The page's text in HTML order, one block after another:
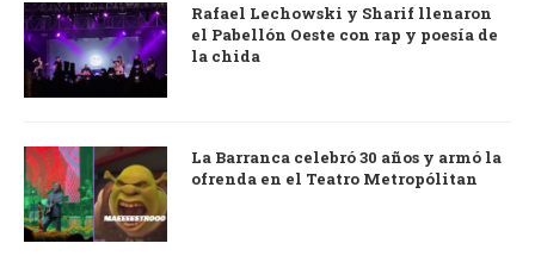
Rafael Lechowski y Sharif llenaron
el Pabellón Oeste con rap y poesía de
la chida
La Barranca celebró 30 años y armó la
ofrenda en el Teatro Metropólitan